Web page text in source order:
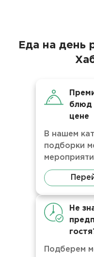
Еда на день
блюд
цене
В нашем
подборки
Не
Подберем